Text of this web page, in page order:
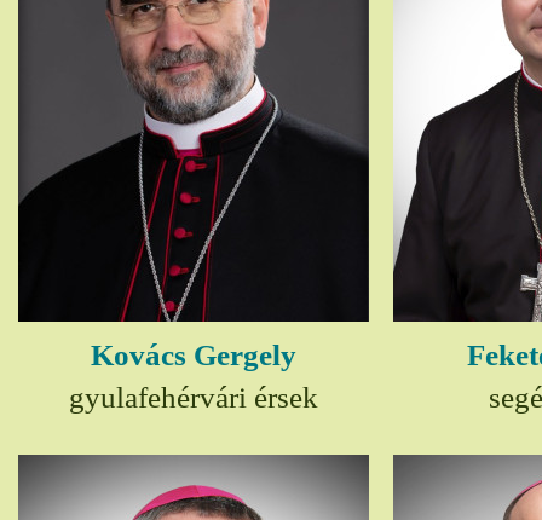
Kovács Gergely
gyulafehérvári érsek